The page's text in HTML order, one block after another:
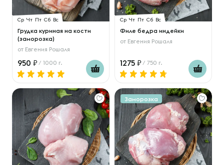
Ср Чт Пт Сб Вс
Грудка куриная на кости
(заморозка)
от Евгения Рошаля
950 / 1000 г.
Ср Чт Пт Сб Вс
Филе бедра индейки
от Евгения Рошаля
1275 / 750 г.
Заморозка